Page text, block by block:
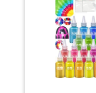
du quotidien sans risque de
décoloration. Fonctionne
mieux sur les tissus de
couleurs claires 26 couleurs
adaptées à une variété de
tissus : Une gamme intense
pour dessiner sur coton, ou
autres tissus. Pour des
résultats optimaux, nous